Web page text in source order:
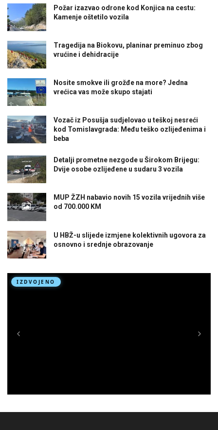
Požar izazvao odrone kod Konjica na cestu:
Kamenje oštetilo vozila
Tragedija na Biokovu, planinar preminuo zbog
vrućine i dehidracije
Nosite smokve ili grožđe na more? Jedna
vrećica vas može skupo stajati
Vozač iz Posušja sudjelovao u teškoj nesreći
kod Tomislavgrada: Među teško ozlijeđenima i
beba
Detalji prometne nezgode u Širokom Brijegu:
Dvije osobe ozlijeđene u sudaru 3 vozila
MUP ŽZH nabavio novih 15 vozila vrijednih više
od 700.000 KM
U HBŽ-u slijede izmjene kolektivnih ugovora za
osnovno i srednje obrazovanje